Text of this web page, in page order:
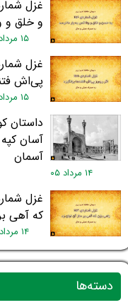
و خلق و
۱۵ مرداد ۰۵
پی‌اش
۱۵ مرداد ۰۵
داستان
آسان
آسمان
۱۴ مرداد ۰۵
که آهی
۱۴ مرداد ۰۵
دسته‌ها